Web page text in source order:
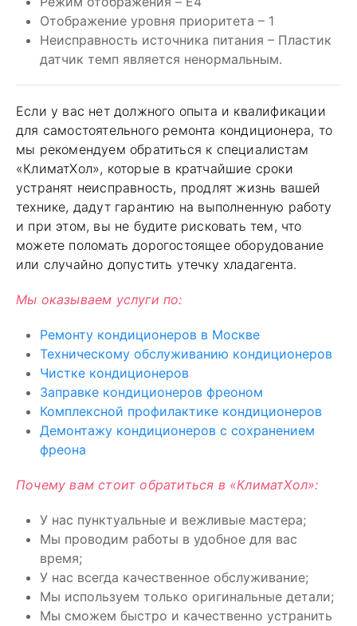
Отображение уровня приоритета – 1
Неисправность источника питания – Пластик
датчик темп является ненормальным.
Если у вас нет должного опыта и квалификации
для самостоятельного ремонта кондиционера, то
мы рекомендуем обратиться к специалистам
«КлиматХол», которые в кратчайшие сроки
устранят неисправность, продлят жизнь вашей
технике, дадут гарантию на выполненную работу
и при этом, вы не будите рисковать тем, что
можете поломать дорогостоящее оборудование
или случайно допустить утечку хладагента.
Мы оказываем услуги по:
Ремонту кондиционеров в Москве
Техническому обслуживанию кондиционеров
Чистке кондиционеров
Заправке кондиционеров фреоном
Комплексной профилактике кондиционеров
Демонтажу кондиционеров с сохранением
фреона
Почему вам стоит обратиться в «КлиматХол»:
У нас пунктуальные и вежливые мастера;
Мы проводим работы в удобное для вас
время;
У нас всегда качественное обслуживание;
Мы используем только оригинальные детали;
Мы сможем быстро и качественно устранить